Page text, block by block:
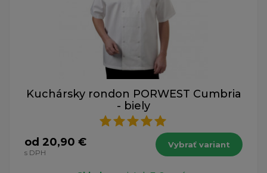
Kuchársky rondon PORWEST Cumbria
- biely
od 20,90 €
s DPH
Vybrať variant